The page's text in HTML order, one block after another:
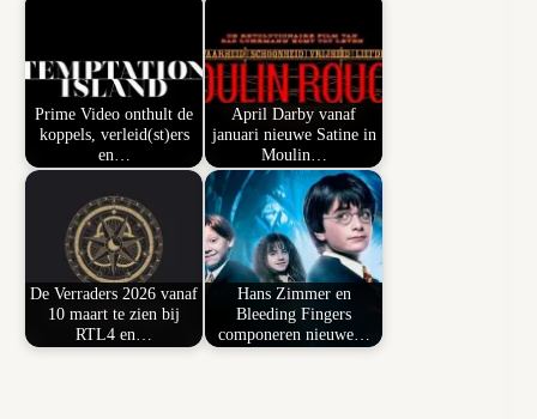
Prime Video onthult de
koppels, verleid(st)ers
en…
April Darby vanaf
januari nieuwe Satine in
Moulin…
De Verraders 2026 vanaf
10 maart te zien bij
RTL4 en…
Hans Zimmer en
Bleeding Fingers
componeren nieuwe…